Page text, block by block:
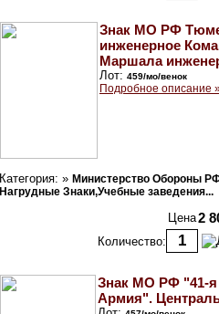
Знак МО РФ
инженерное
Маршала
Лот: 459/мо/венок
Подробное описание
Категория: » Министерство Обороны
Нагрудные Знаки,Учебные заведения...
Цена2
Количество:
Знак МО РФ "41-я
Армия".